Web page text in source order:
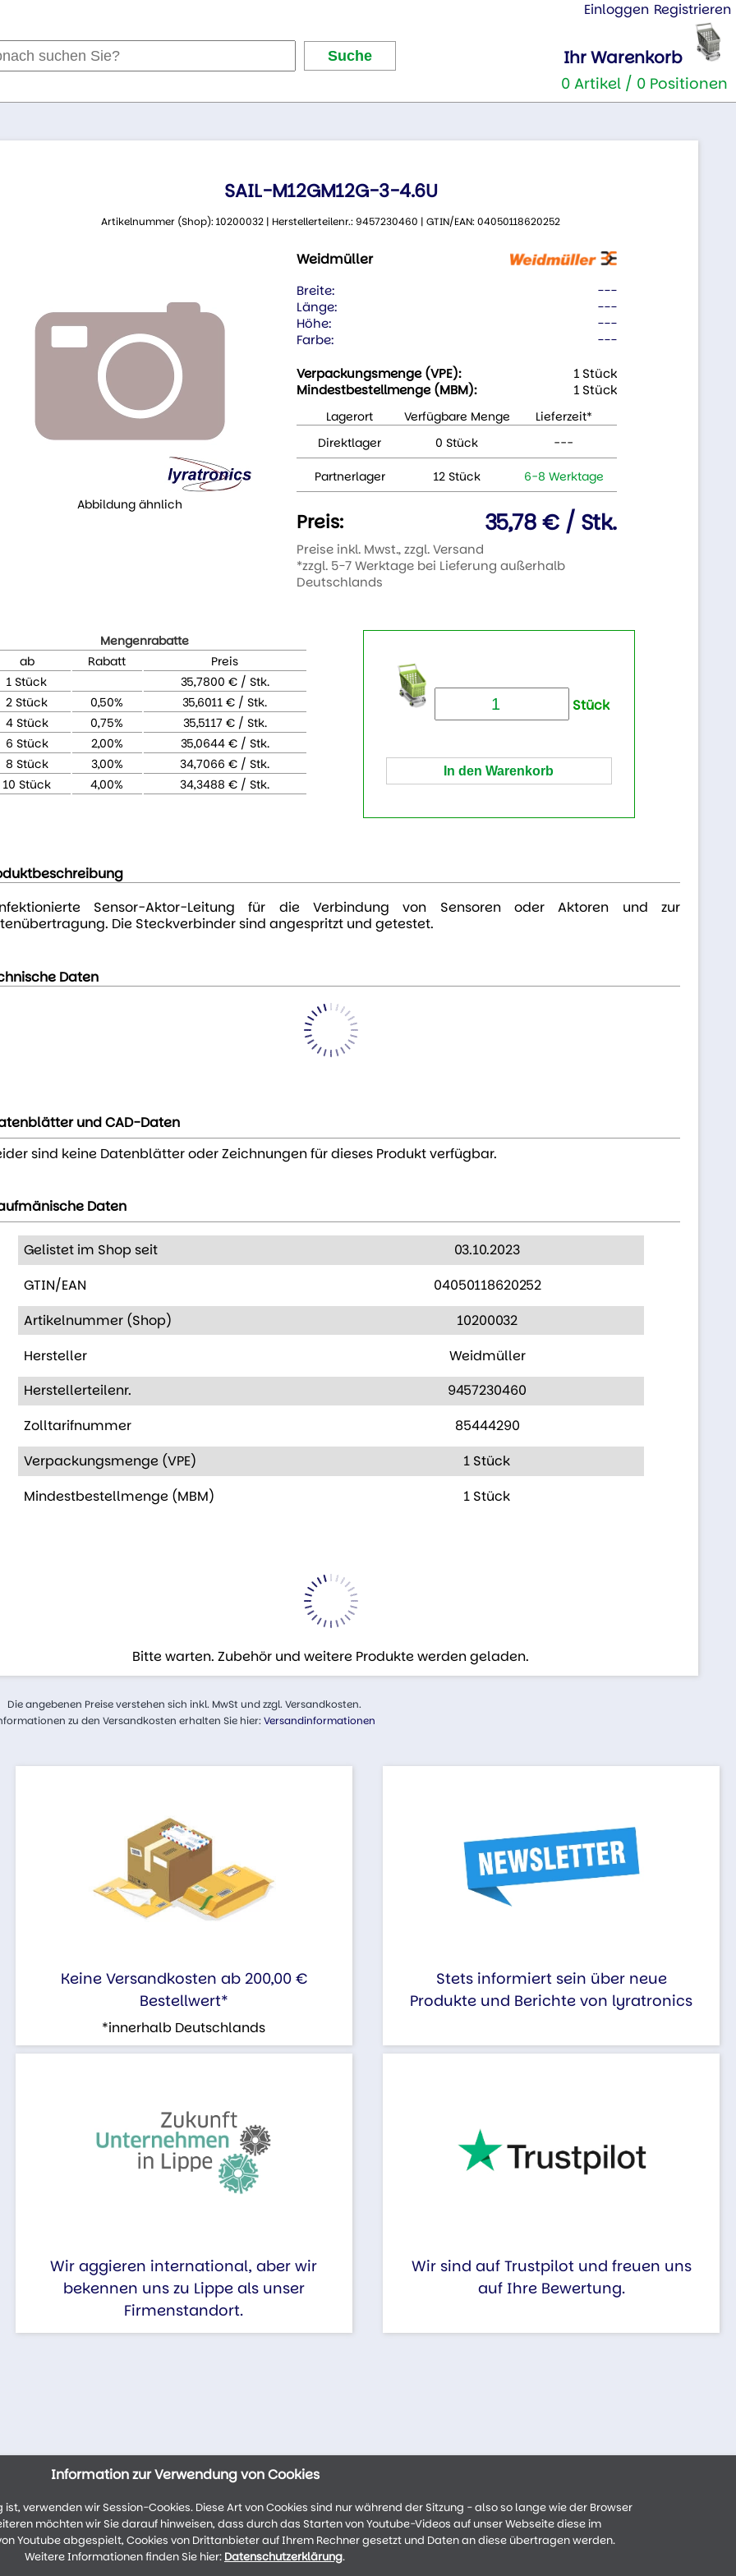
Einloggen Registrieren
Ihr Warenkorb
0 Artikel / 0 Positionen
SAIL-M12GM12G-3-4.6U
Artikelnummer (Shop): 10200032 | Herstellerteilenr.: 9457230460 | GTIN/EAN: 04050118620252
Abbildung ähnlich
Weidmüller
Breite:
---
Länge:
---
Höhe:
---
Farbe:
---
Verpackungsmenge (VPE):
1 Stück
Mindestbestellmenge (MBM):
1 Stück
Lagerort Verfügbare Menge
Lieferzeit*
Direktlager
0 Stück ---
Partnerlager 12 Stück 6-8 Werktage
Preis: 35,78 € / Stk.
Preise inkl. Mwst., zzgl. Versand
*zzgl. 5-7 Werktage bei Lieferung außerhalb
Deutschlands
Mengenrabatte
ab
Rabatt
Preis
1 Stück
35,7800 € / Stk.
2 Stück
0,50%
35,6011 € / Stk.
4 Stück
0,75%
35,5117 € / Stk.
6 Stück
2,00%
35,0644 € / Stk.
8 Stück
3,00%
34,7066 € / Stk.
10 Stück
4,00% 34,3488 € / Stk.
Stück
Sensor-Aktor-Leitung für die Verbindung von Sensoren oder Aktoren und zur
Die Steckverbinder sind angespritzt und getestet.
Daten
und CAD-Daten
sind keine Datenblätter oder Zeichnungen für dieses Produkt verfügbar.
Daten
Gelistet im Shop seit
03.10.2023
GTIN/EAN
04050118620252
Artikelnummer (Shop)
10200032
Hersteller
Weidmüller
Herstellerteilenr.
9457230460
Zolltarifnummer
85444290
Verpackungsmenge (VPE)
1 Stück
Mindestbestellmenge (MBM)
1 Stück
Bitte warten. Zubehör und weitere Produkte werden geladen.
Die angebenen Preise verstehen sich inkl. MwSt und zzgl. Versandkosten.
zu den Versandkosten erhalten Sie hier: Versandinformationen
Keine Versandkosten ab 200,00 €
Bestellwert*
*innerhalb Deutschlands
Stets informiert sein über neue
Produkte und Berichte von lyratronics
Wir aggieren international, aber wir
bekennen uns zu Lippe als unser
Firmenstandort.
Wir sind auf Trustpilot und freuen uns
auf Ihre Bewertung.
Information zur Verwendung von Cookies
verwenden wir Session-Cookies. Diese Art von Cookies sind nur während der Sitzung - also so lange wie der Browser
möchten wir Sie darauf hinweisen, dass durch das Starten von Youtube-Videos auf unser Webseite diese im
Youtube abgespielt, Cookies von Drittanbieter auf Ihrem Rechner gesetzt und Daten an diese übertragen werden.
Weitere Informationen finden Sie hier: Datenschutzerklärung.